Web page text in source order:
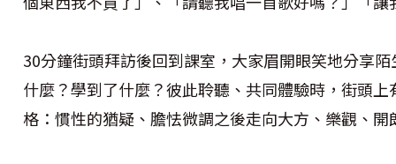
30分鐘街頭拜訪後回到課室，大家眉開眼笑地分享
什麼？學到了什麼？彼此聆聽、共同體驗時，街頭
格：慣性的猶疑、膽怯微調之後走向大方、樂觀、開